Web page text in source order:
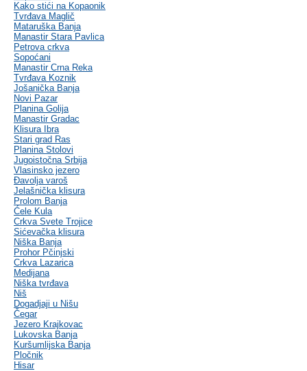
Kako stići na Kopaonik
Tvrđava Maglič
Mataruška Banja
Manastir Stara Pavlica
Petrova crkva
Sopoćani
Manastir Crna Reka
Tvrđava Koznik
Jošanička Banja
Novi Pazar
Planina Golija
Manastir Gradac
Klisura Ibra
Stari grad Ras
Planina Stolovi
Jugoistočna Srbija
Vlasinsko jezero
Đavolja varoš
Jelašnička klisura
Prolom Banja
Ćele Kula
Crkva Svete Trojice
Sićevačka klisura
Niška Banja
Prohor Pčinjski
Crkva Lazarica
Medijana
Niška tvrđava
Niš
Dogadjaji u Nišu
Čegar
Jezero Krajkovac
Lukovska Banja
Kuršumlijska Banja
Pločnik
Hisar